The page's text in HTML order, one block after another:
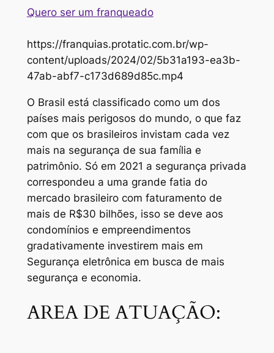
Quero ser um franqueado
https://franquias.protatic.com.br/wp-
content/uploads/2024/02/5b31a193-ea3b-
47ab-abf7-c173d689d85c.mp4
O Brasil está classificado como um dos
países mais perigosos do mundo, o que faz
com que os brasileiros invistam cada vez
mais na segurança de sua família e
patrimônio. Só em 2021 a segurança privada
correspondeu a uma grande fatia do
mercado brasileiro com faturamento de
mais de R$30 bilhões, isso se deve aos
condomínios e empreendimentos
gradativamente investirem mais em
Segurança eletrônica em busca de mais
segurança e economia.
AREA DE ATUAÇÃO: